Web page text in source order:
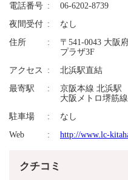
電話番号
06-6202-8739
夜間受付
なし
住所
〒541-0043 大阪
プラザ3F
アクセス
北浜駅直結
最寄駅
京阪本線 北浜駅
大阪メトロ堺筋
駐車場
なし
Web
http://www.lc-
クチコミ